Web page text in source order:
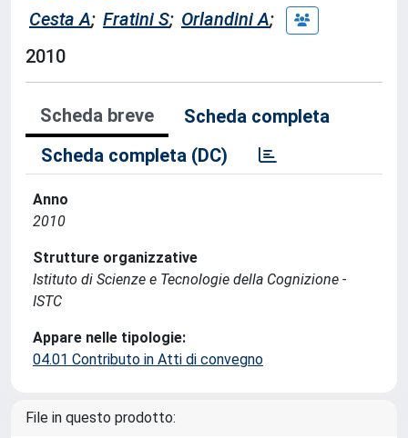
Cesta A; Fratini S; Orlandini A;
2010
Scheda breve
Scheda completa
Scheda completa (DC)
Anno
2010
Strutture organizzative
Istituto di Scienze e Tecnologie della Cognizione -
ISTC
Appare nelle tipologie:
04.01 Contributo in Atti di convegno
File in questo prodotto: